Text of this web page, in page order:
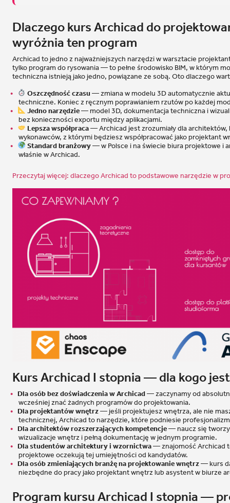
Dlaczego kurs Archicad do
wyróżnia ten program
Archicad to jedno z najważniejszych narzędzi w warsztacie
tylko program do rysowania — to pełne środowisko BIM, w którym
techniczna istnieją jako jedno, powiązane ze sobą. Oto dlaczego
Oszczędność czasu — zmiana w modelu 3D automatycznie
techniczne. Koniec z ręcznym poprawianiem rzutów po każdej
Jedno narzędzie— model 3D, dokumentacja techniczna i
bez konieczności exportu między aplikacjami.
Lepsza współpraca— Archicad jest zrozumiały dla
wykonawców, z którymi będziesz współpracować jako projektant
Standard branżowy— w Polsce i na świecie biura projektowe i
właśnie w Archicad.
Przeczytaj więcej: dlaczego Archicad to podstawowe narzędzie w
Kurs Archicad I stopnia — dla kogo
Dla osób bez doświadczenia w Archicad— zaczynamy od
wcześniej znać żadnych programów do projektowania.
Dla projektantów wnętrz— jeśli projektujesz wnętrza, ale nie
technicznej, Archicad to narzędzie, które podniesie
Dla architektów rozszerzających kompetencje— naucz się
wizualizacje wnętrz i pełną dokumentację w jednym programie.
Dla studentów architektury i wzornictwa— znajomość Archicad
projektowe oczekują tej umiejętności od kandydatów.
Dla osób zmieniających branżę na projektowanie wnętrz— kurs
niezbędne do pracy jako projektant wnętrz lub asystent w biurze
Program kursu Archicad I stopnia —